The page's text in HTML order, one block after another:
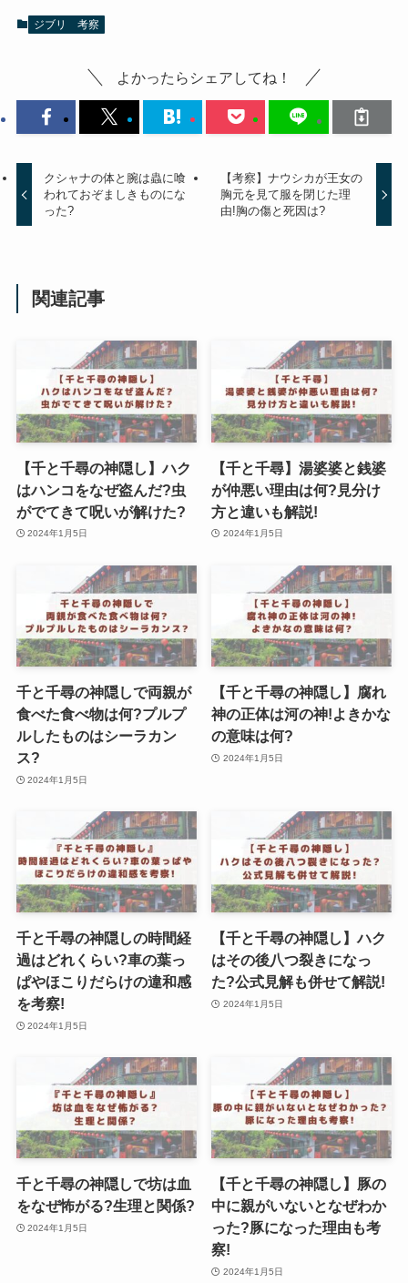
ジブリ 考察
よかったらシェアしてね！
クシャナの体と腕は蟲に喰
われておぞましきものにな
った?
【考察】ナウシカが王女の
胸元を見て服を閉じた理
由!胸の傷と死因は?
関連記事
【千と千尋の神隠し】ハク
はハンコをなぜ盗んだ?虫
がでてきて呪いが解けた?
2024年1月5日
【千と千尋】湯婆婆と銭婆
が仲悪い理由は何?見分け
方と違いも解説!
2024年1月5日
千と千尋の神隠しで両親が
食べた食べ物は何?プルプ
ルしたものはシーラカン
ス?
2024年1月5日
【千と千尋の神隠し】腐れ
神の正体は河の神!よきかな
の意味は何?
2024年1月5日
千と千尋の神隠しの時間経
過はどれくらい?車の葉っ
ぱやほこりだらけの違和感
を考察!
2024年1月5日
【千と千尋の神隠し】ハク
はその後八つ裂きになっ
た?公式見解も併せて解説!
2024年1月5日
千と千尋の神隠しで坊は血
をなぜ怖がる?生理と関係?
2024年1月5日
【千と千尋の神隠し】豚の
中に親がいないとなぜわか
った?豚になった理由も考
察!
2024年1月5日